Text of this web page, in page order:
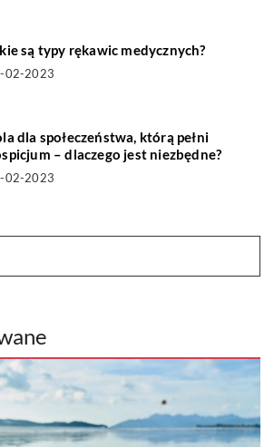
są typy rękawic medycznych?
02-2023
dla społeczeństwa, którą pełni
– dlaczego jest niezbędne?
02-2023